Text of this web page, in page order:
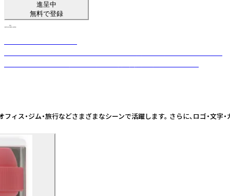
進呈中
無料で登録
ジム・旅行などさまざまなシーンで活躍します。 さらに、ロゴ・